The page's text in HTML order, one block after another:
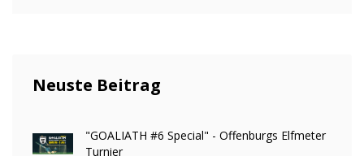
Neuste Beitrag
"GOALIATH #6 Special" - Offenburgs Elfmeter
Turnier